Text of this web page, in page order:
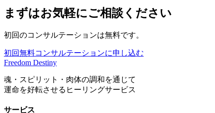
まずはお気軽にご相談ください
初回のコンサルテーションは無料です。
初回無料コンサルテーションに申し込む
Freedom Destiny
魂・スピリット・肉体の調和を通じて
運命を好転させるヒーリングサービス
サービス